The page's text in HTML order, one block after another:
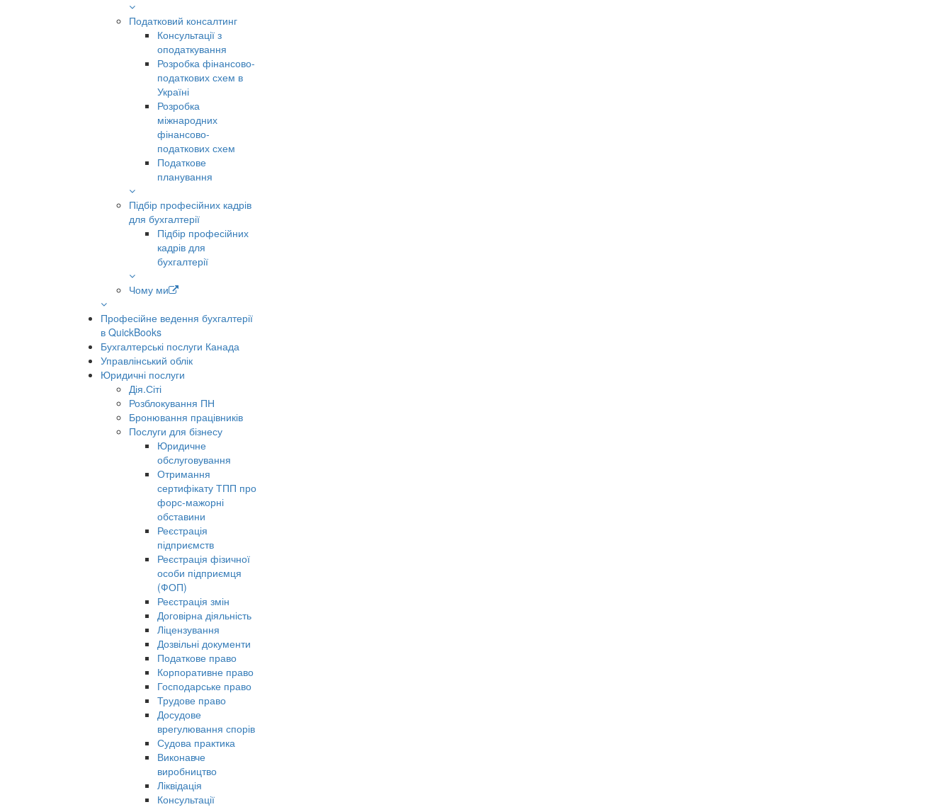
Податковий консалтинг
Консультації з
оподаткування
Розробка фінансово-
податкових схем в
Україні
Розробка
міжнародних
фінансово-
податкових схем
Податкове
планування
Підбір професійних кадрів
для бухгалтерії
Підбір професійних
кадрів для
бухгалтерії
Чому ми
Професійне ведення бухгалтерії
в QuickBooks
Бухгалтерські послуги Канада
Управлінський облік
Юридичні послуги
Дія.Сіті
Розблокування ПН
Бронювання працівників
Послуги для бізнесу
Юридичне
обслуговування
Отримання
сертифікату ТПП про
форс-мажорні
обставини
Реєстрація
підприємств
Реєстрація фізичної
особи підприємця
(ФОП)
Реєстрація змін
Договірна діяльність
Ліцензування
Дозвільні документи
Податкове право
Корпоративне право
Господарське право
Трудове право
Досудове
врегулювання спорів
Судова практика
Виконавче
виробництво
Ліквідація
Консультації